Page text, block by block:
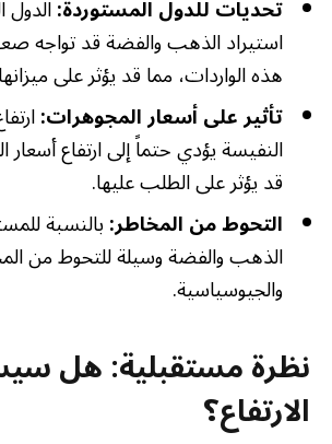
تحديات للدول المستوردة:
استيراد الذهب والفضة قد تواجه
هذه الواردات، مما قد يؤثر على
تأثير على أسعار المجوهرات:
النفيسة يؤدي حتماً إلى ارتفاع
قد يؤثر على الطلب عليها.
التحوط من المخاطر:بالنسبة
الذهب والفضة وسيلة للتحوط من
والجيوسياسية.
نظرة مستقبلية: هل
الارتفاع؟